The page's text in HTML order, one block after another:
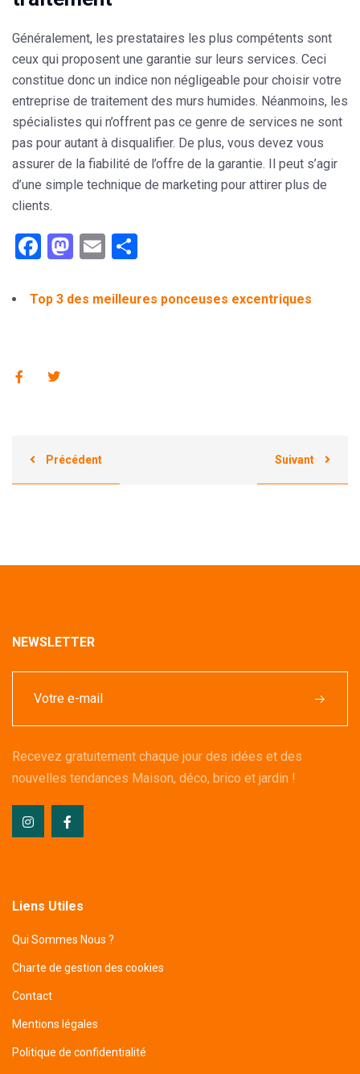
Généralement, les prestataires les plus compétents sont
ceux qui proposent une garantie sur leurs services. Ceci
constitue donc un indice non négligeable pour choisir votre
entreprise de traitement des murs humides. Néanmoins, les
spécialistes qui n’offrent pas ce genre de services ne sont
pas pour autant à disqualifier. De plus, vous devez vous
assurer de la fiabilité de l’offre de la garantie. Il peut s’agir
d’une simple technique de marketing pour attirer plus de
clients.
Facebook
Mastodon
Email
Top 3 des meilleures ponceuses excentriques
Précédent Suivant
NEWSLETTER
Recevez gratuitement chaque jour des idées et des
nouvelles tendances Maison, déco, brico et jardin !
Liens Utiles
Qui Sommes Nous ?
Charte de gestion des cookies
Contact
Mentions légales
Politique de confidentialité